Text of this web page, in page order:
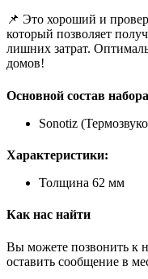
📌 Это хороший и
который позволяет
лишних затрат.
домов!
Основной состав
Sonotiz
Характеристики:
Толщина 62 мм
Как нас найти
Вы можете позвонить к
оставить сообщение в